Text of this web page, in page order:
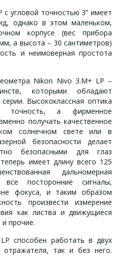
угловой точностью 3” имеет
однако в этом маленьком,
корпусе (вес прибора
а высота – 30 сантиметров)
и неимоверная простота
Nikon Nivo 3.M+ LP –
которыми обладают
Высококлассная оптика
точность, а фирменное
получать качественное
солнечном свете или в
безопасности делает
безопасными для глаз
имеет длину всего 125
дальномерная
все посторонние сигналы,
фокуса, и таким образом
произвести измерение
как листва и движущиеся
и прочие.
способен работать в двух
так и без него.